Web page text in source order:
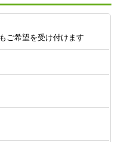
ご希望を受け付けます